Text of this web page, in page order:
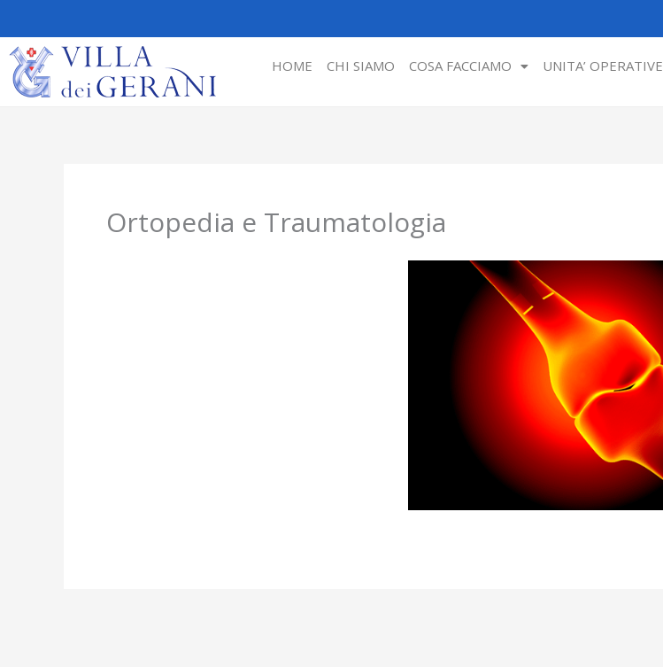
al
contenuto
HOME CHI SIAMO COSA FACCIAMO UNITA’ OPERATIVE
Ortopedia e Traumatologia